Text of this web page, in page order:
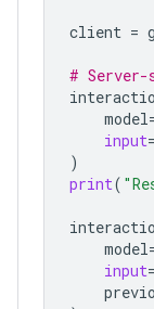
client =
# Server-
model
input=
)
print(
model
input=